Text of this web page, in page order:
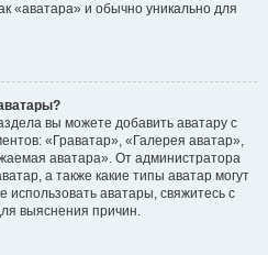
«аватара» и обычно уникально для
вы можете добавить аватару с
«Граватар», «Галерея аватар»,
аватара». От администратора
а также какие типы аватар могут
аватары, свяжитесь с
выяснения причин.